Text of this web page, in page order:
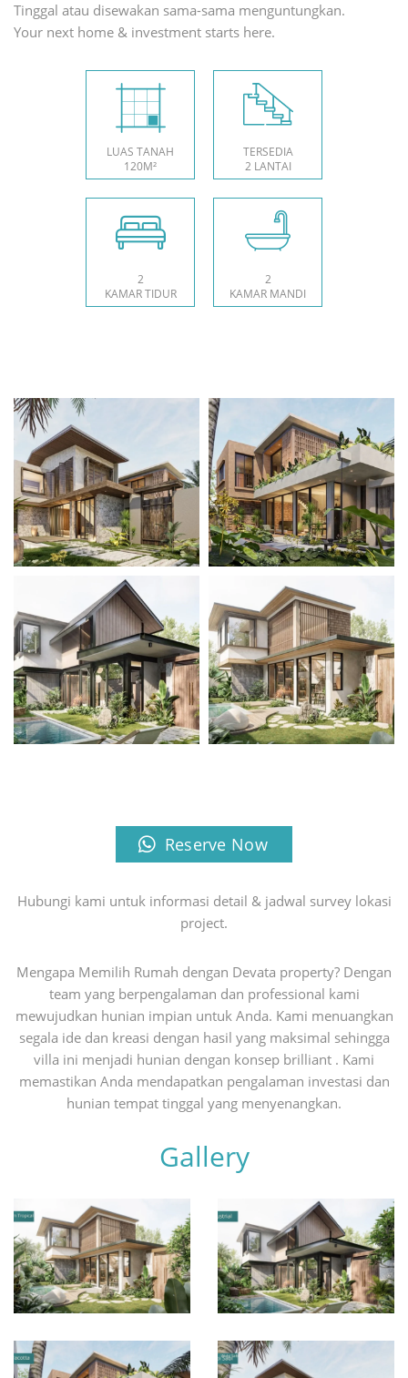
Tinggal atau disewakan sama-sama menguntungkan.
Your next home & investment starts here.
LUAS TANAH
120M²
TERSEDIA
2 LANTAI
2
KAMAR TIDUR
2
KAMAR MANDI
Reserve Now
Hubungi kami untuk informasi detail & jadwal survey lokasi
project.
Mengapa Memilih Rumah dengan Devata property? Dengan
team yang berpengalaman dan professional kami
mewujudkan hunian impian untuk Anda. Kami menuangkan
segala ide dan kreasi dengan hasil yang maksimal sehingga
villa ini menjadi hunian dengan konsep brilliant . Kami
memastikan Anda mendapatkan pengalaman investasi dan
hunian tempat tinggal yang menyenangkan.
Gallery